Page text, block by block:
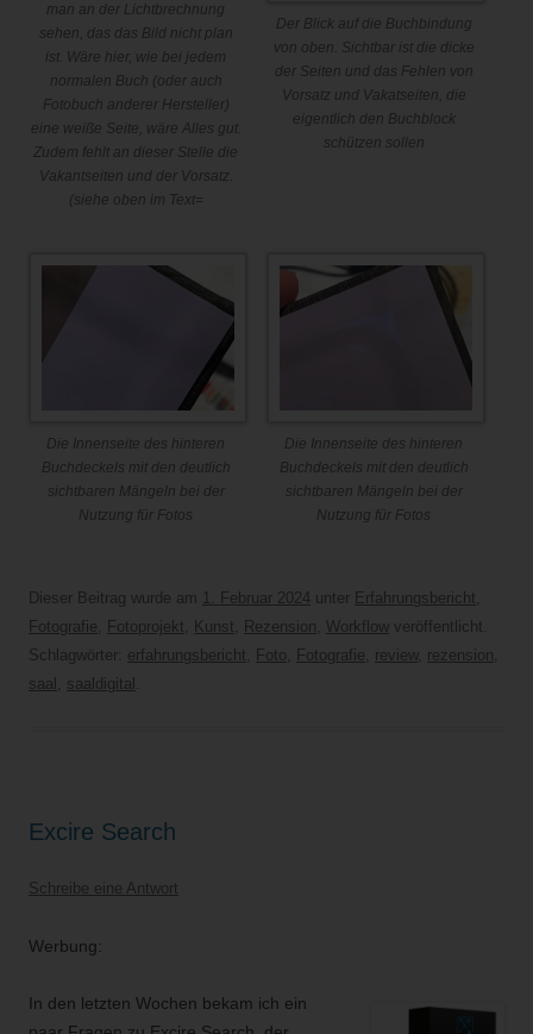
man an der Lichtbrechnung
sehen, das das Bild nicht plan
ist. Wäre hier, wie bei jedem
normalen Buch (oder auch
Fotobuch anderer Hersteller)
eine weiße Seite, wäre Alles gut.
Zudem fehlt an dieser Stelle die
Vakantseiten und der Vorsatz.
(siehe oben im Text=
Der Blick auf die Buchbindung
von oben. Sichtbar ist die dicke
der Seiten und das Fehlen von
Vorsatz und Vakatseiten, die
eigentlich den Buchblock
schützen sollen
Die Innenseite des hinteren
Buchdeckels mit den deutlich
sichtbaren Mängeln bei der
Nutzung für Fotos
Die Innenseite des hinteren
Buchdeckels mit den deutlich
sichtbaren Mängeln bei der
Nutzung für Fotos
Dieser Beitrag wurde am 1. Februar 2024 unter Erfahrungsbericht
Fotografie
Fotoprojekt Kunst Rezension Workflow veröffentlicht.
Schlagwörter: erfahrungsbericht Foto Fotografie review, rezension
saal
saaldigital
Excire Search
Schreibe eine Antwort
Werbung:
In den letzten Wochen bekam ich ein